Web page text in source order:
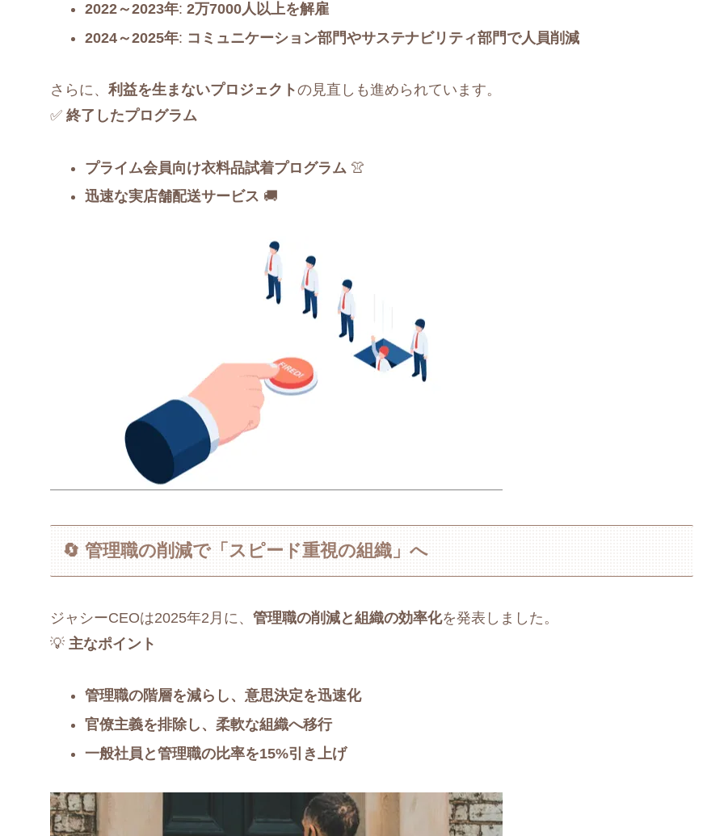
2022～2023年:2万7000人以上を解雇
2024～2025年: コミュニケーション部門やサステナビリティ部門で人員削減
さらに、 利益を生まないプロジェクトの見直しも進められています。
✅ 終了したプログラム
プライム会員向け衣料品試着プログラム 👚
迅速な実店舗配送サービス 🚚
🔄 管理職の削減で「スピード重視の組織」へ
ジャシーCEOは2025年2月に、 管理職の削減と組織の効率化を発表しました。
💡 主なポイント
管理職の階層を減らし、意思決定を迅速化
官僚主義を排除し、柔軟な組織へ移行
一般社員と管理職の比率を15%引き上げ